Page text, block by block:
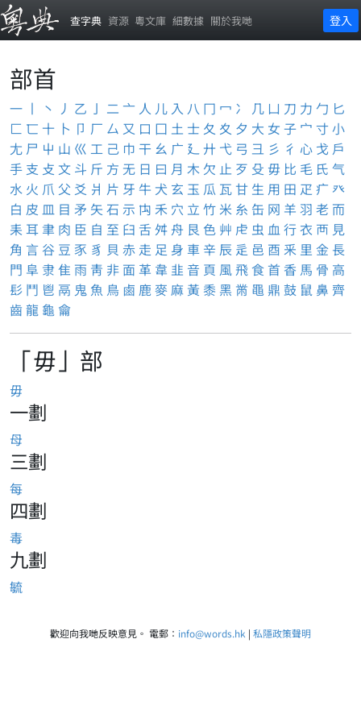
查字典 資源 粵文庫 細數據 關於我哋 登入
部首
一 丨 丶 丿 乙 亅 二 亠 人 儿 入 八 冂 冖 冫 几 凵 刀 力 勹 匕
匚 匸 十 卜 卩 厂 厶 又 口 囗 土 士 夂 夊 夕 大 女 子 宀 寸小
尢 尸 屮 山 巛 工 己 巾 干 幺 广 廴廾 弋 弓 彐 彡 彳 心 戈 戶
手 支 攴 文 斗 斤 方 无 日 曰 月 木欠 止 歹 殳 毋 比 毛 氏 气
水 火 爪 父 爻 爿 片 牙 牛 犬 玄 玉 瓜 瓦甘 生 用 田 疋 疒 癶
白 皮 皿 目 矛 矢 石 示 禸 禾 穴 立 竹米 糸 缶 网 羊 羽 老 而
耒 耳 聿 肉 臣 自 至 臼 舌舛舟 艮 色 艸 虍 虫 血行衣 襾 見
角 言 谷 豆 豕 豸 貝 赤 走 足 身 車 辛 辰 辵 邑 酉 釆 里 金 長
門 阜 隶 隹雨 靑 非 面 革 韋 韭 音 頁 風飛食首 香 馬 骨 高
髟 鬥 鬯 鬲 鬼 魚 鳥 鹵 鹿麥麻 黃 黍 黑 黹 黽鼎 鼓 鼠 鼻 齊
齒龍 龜 龠
「毋」部
毋
一劃
母
三劃
每
四劃
毒
九劃
毓
歡迎向我哋反映意見。 電郵： info@words.hk | 私隱政策聲明